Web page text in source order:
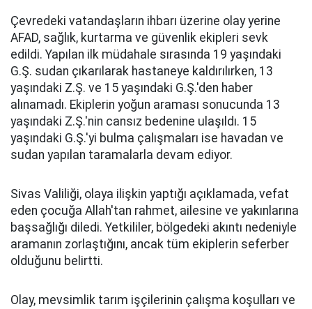
Çevredeki vatandaşların ihbarı üzerine olay yerine
AFAD, sağlık, kurtarma ve güvenlik ekipleri sevk
edildi. Yapılan ilk müdahale sırasında 19 yaşındaki
G.Ş. sudan çıkarılarak hastaneye kaldırılırken, 13
yaşındaki Z.Ş. ve 15 yaşındaki G.Ş.'den haber
alınamadı. Ekiplerin yoğun araması sonucunda 13
yaşındaki Z.Ş.'nin cansız bedenine ulaşıldı. 15
yaşındaki G.Ş.'yi bulma çalışmaları ise havadan ve
sudan yapılan taramalarla devam ediyor.
Sivas Valiliği, olaya ilişkin yaptığı açıklamada, vefat
eden çocuğa Allah'tan rahmet, ailesine ve yakınlarına
başsağlığı diledi. Yetkililer, bölgedeki akıntı nedeniyle
aramanın zorlaştığını, ancak tüm ekiplerin seferber
olduğunu belirtti.
Olay, mevsimlik tarım işçilerinin çalışma koşulları ve